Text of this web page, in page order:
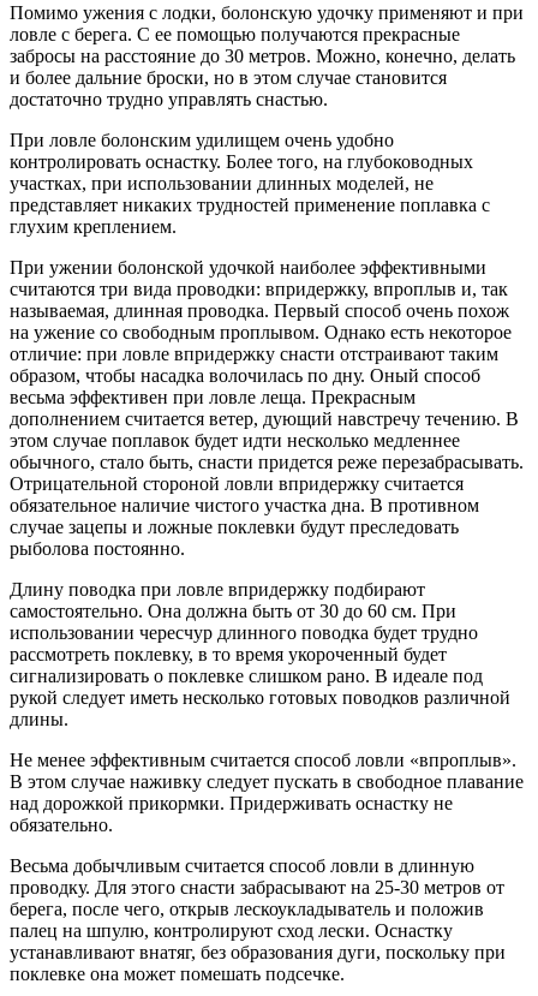
Помимо ужения с лодки, болонскую удочку применяют и при
ловле с берега. С ее помощью получаются прекрасные
забросы на расстояние до 30 метров. Можно, конечно, делать
и более дальние броски, но в этом случае становится
достаточно трудно управлять снастью.
При ловле болонским удилищем очень удобно
контролировать оснастку. Более того, на глубоководных
участках, при использовании длинных моделей, не
представляет никаких трудностей применение поплавка с
глухим креплением.
При ужении болонской удочкой наиболее эффективными
считаются три вида проводки: впридержку, впроплыв и, так
называемая, длинная проводка. Первый способ очень похож
на ужение со свободным проплывом. Однако есть некоторое
отличие: при ловле впридержку снасти отстраивают таким
образом, чтобы насадка волочилась по дну. Оный способ
весьма эффективен при ловле леща. Прекрасным
дополнением считается ветер, дующий навстречу течению. В
этом случае поплавок будет идти несколько медленнее
обычного, стало быть, снасти придется реже перезабрасывать.
Отрицательной стороной ловли впридержку считается
обязательное наличие чистого участка дна. В противном
случае зацепы и ложные поклевки будут преследовать
рыболова постоянно.
Длину поводка при ловле впридержку подбирают
самостоятельно. Она должна быть от 30 до 60 см. При
использовании чересчур длинного поводка будет трудно
рассмотреть поклевку, в то время укороченный будет
сигнализировать о поклевке слишком рано. В идеале под
рукой следует иметь несколько готовых поводков различной
длины.
Не менее эффективным считается способ ловли «впроплыв».
В этом случае наживку следует пускать в свободное плавание
над дорожкой прикормки. Придерживать оснастку не
обязательно.
Весьма добычливым считается способ ловли в длинную
проводку. Для этого снасти забрасывают на 25-30 метров от
берега, после чего, открыв лескоукладыватель и положив
палец на шпулю, контролируют сход лески. Оснастку
устанавливают внатяг, без образования дуги, поскольку при
поклевке она может помешать подсечке.